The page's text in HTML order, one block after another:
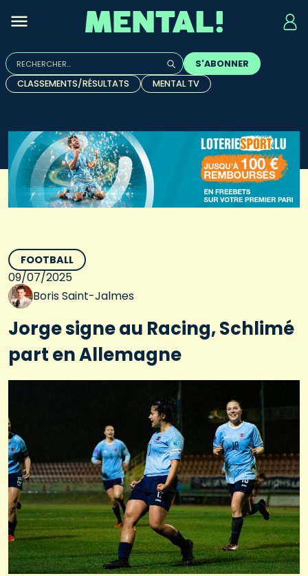
Rechercher :
Quand les résultats de l'auto-complétion sont
S'ABONNER
CLASSEMENTS/RÉSULTATS
MENTAL TV
FOOTBALL
09/07/2025
Boris Saint-Jalmes
Jorge signe au Racing, Schlimé
part en Allemagne